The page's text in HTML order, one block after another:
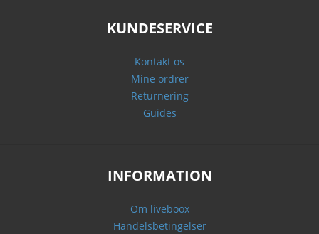
KUNDESERVICE
Kontakt os
Mine ordrer
Returnering
Guides
INFORMATION
Om liveboox
Handelsbetingelser